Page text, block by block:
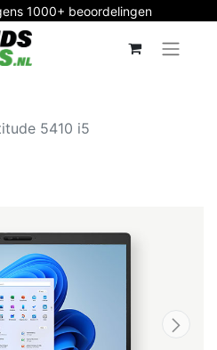
1000+ beoordelingen
5410 i5